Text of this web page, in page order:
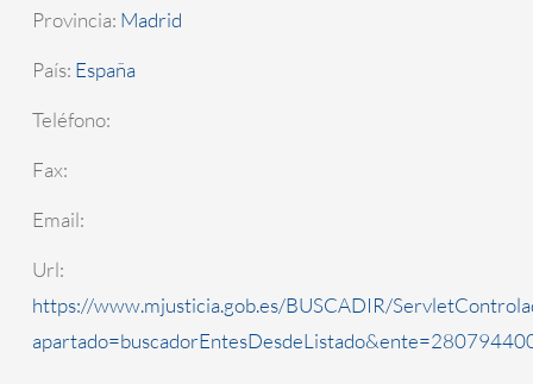
Provincia: Madrid
País: España
Teléfono:
Fax:
Email:
Url:
https://www.mjusticia.gob.es/BUSCADIR/